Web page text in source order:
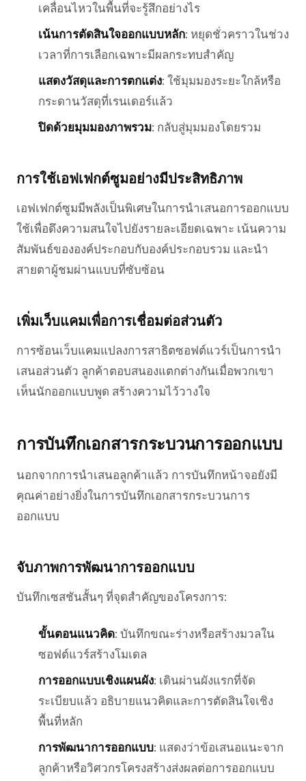
เคลื่อนไหวในพื้นที่จะรู้สึกอย่างไร
เน้นการตัดสินใจออกแบบหลัก: หยุดชั่วคราวในช่วง
เวลาที่การเลือกเฉพาะมีผลกระทบสำคัญ
แสดงวัสดุและการตกแต่ง: ใช้มุมมองระยะใกล้หรือ
กระดานวัสดุที่เรนเดอร์แล้ว
ปิดด้วยมุมมองภาพรวม: กลับสู่มุมมองโดยรวม
การใช้เอฟเฟกต์ซูมอย่างมีประสิทธิภาพ
เอฟเฟกต์ซูมมีพลังเป็นพิเศษในการนำเสนอการออกแบบ
ใช้เพื่อดึงความสนใจไปยังรายละเอียดเฉพาะ เน้นความ
สัมพันธ์ขององค์ประกอบกับองค์ประกอบรวม และนำ
สายตาผู้ชมผ่านแบบที่ซับซ้อน
เพิ่มเว็บแคมเพื่อการเชื่อมต่อส่วนตัว
การซ้อนเว็บแคมแปลงการสาธิตซอฟต์แวร์เป็นการนำ
เสนอส่วนตัว ลูกค้าตอบสนองแตกต่างกันเมื่อพวกเขา
เห็นนักออกแบบพูด สร้างความไว้วางใจ
การบันทึกเอกสารกระบวนการออกแบบ
นอกจากการนำเสนอลูกค้าแล้ว การบันทึกหน้าจอยังมี
คุณค่าอย่างยิ่งในการบันทึกเอกสารกระบวนการ
ออกแบบ
จับภาพการพัฒนาการออกแบบ
บันทึกเซสชันสั้นๆ ที่จุดสำคัญของโครงการ:
ขั้นตอนแนวคิด: บันทึกขณะร่างหรือสร้างมวลใน
ซอฟต์แวร์สร้างโมเดล
การออกแบบเชิงแผนผัง: เดินผ่านผังแรกที่จัด
ระเบียบแล้ว อธิบายแนวคิดและการตัดสินใจเชิง
พื้นที่หลัก
การพัฒนาการออกแบบ: แสดงว่าข้อเสนอแนะจาก
ลูกค้าหรือวิศวกรโครงสร้างส่งผลต่อการออกแบบ